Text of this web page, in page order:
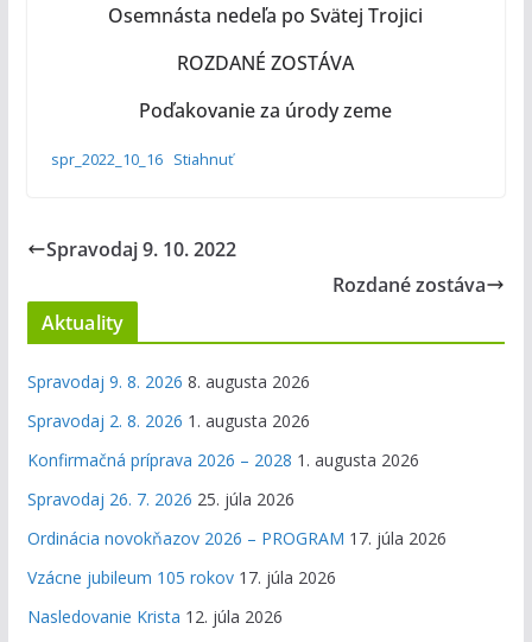
Osemnásta nedeľa po Svätej Trojici
ROZDANÉ ZOSTÁVA
Poďakovanie za úrody zeme
spr_2022_10_16 Stiahnuť
Spravodaj 9. 10. 2022
Rozdané zostáva
Aktuality
Spravodaj 9. 8. 2026 8. augusta 2026
Spravodaj 2. 8. 2026 1. augusta 2026
Konfirmačná príprava 2026 – 2028 1. augusta 2026
Spravodaj 26. 7. 2026 25. júla 2026
Ordinácia novokňazov 2026 – PROGRAM 17. júla 2026
Vzácne jubileum 105 rokov 17. júla 2026
Nasledovanie Krista 12. júla 2026